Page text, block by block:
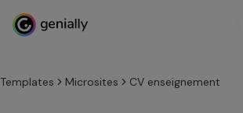
Templates Microsites CV enseignement